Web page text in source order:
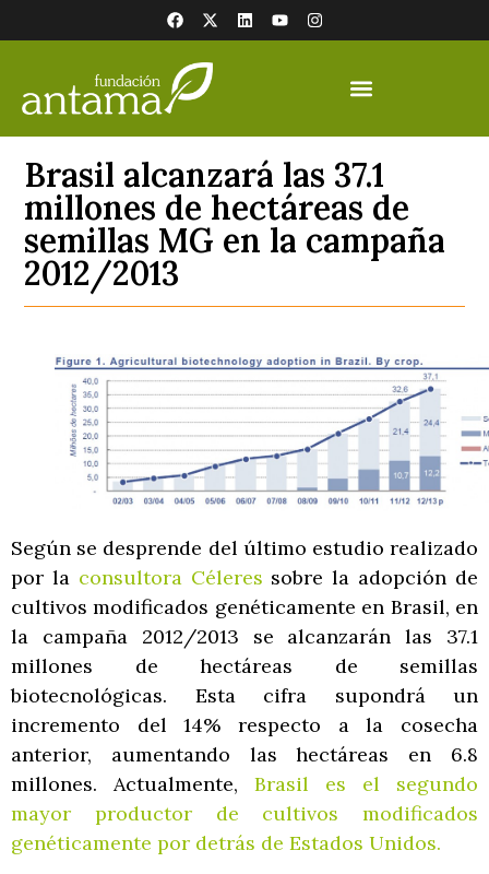
Brasil alcanzará las 37.1
millones de hectáreas de
semillas MG en la campaña
2012/2013
Según se desprende del último estudio realizado
por la consultora Céleres sobre la adopción de
cultivos modificados genéticamente en Brasil, en
la campaña 2012/2013 se alcanzarán las 37.1
millones de hectáreas de semillas
biotecnológicas. Esta cifra supondrá un
incremento del 14% respecto a la cosecha
anterior, aumentando las hectáreas en 6.8
millones. Actualmente, Brasil es el segundo
mayor productor de cultivos modificados
genéticamente por detrás de Estados Unidos.